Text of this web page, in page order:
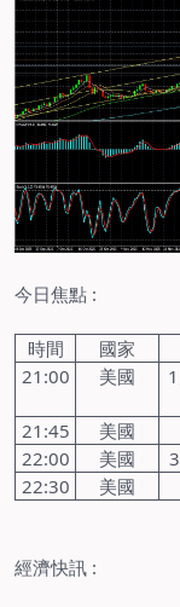
今日焦點 :
時間 國家
21:00
美國 1
21:45 美國
22:00
美國 3
22:30
美國
經濟快訊 :